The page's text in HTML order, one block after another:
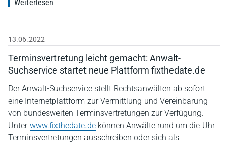
Weiterlesen
13.06.2022
Terminsvertretung leicht gemacht: Anwalt-
Suchservice startet neue Plattform fixthedate.de
Der Anwalt-Suchservice stellt Rechtsanwälten ab sofort
eine Internetplattform zur Vermittlung und Vereinbarung
von bundesweiten Terminsvertretungen zur Verfügung.
Unterwww.fixthedate.de können Anwälte rund um die Uhr
Terminsvertretungen ausschreiben oder sich als